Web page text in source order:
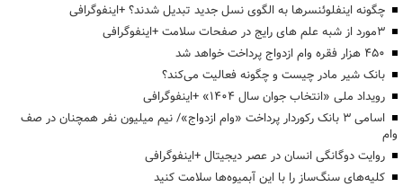
چگونه اینفلوئنسرها به الگوی نسل جدید تبدیل شدند؟ +اینفوگرافی
3مورد از شبه علم های رایج در صفحات سلامت +اینفوگرافی
۴۵۰ هزار فقره وام ازدواج پرداخت خواهد شد
بانک شیر مادر چیست و چگونه فعالیت می‌کند؟
رویداد ملی «انتخاب جوان سال ۱۴۰۴» +اینفوگرافی
اسامی ۳ بانک رکوردار پرداخت «وام ازدواج»/ نیم میلیون نفر همچنان در صف
وام
روایت دوگانگی انسان در عصر دیجیتال +اینفوگرافی
کلیه‌های سنگ‌ساز را با این آبمیوه‌ها سلامت کنید